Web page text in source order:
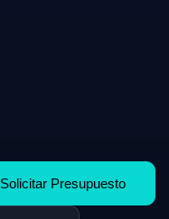
Solicitar Presupuesto